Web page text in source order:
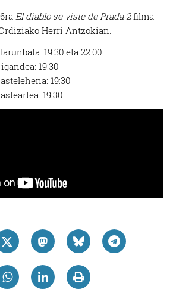
El diablo se viste de Prada 2filma
Herri Antzokian.
larunbata: 19:30 eta 22:00
, igandea: 19:30
, astelehena: 19:30
, asteartea: 19:30